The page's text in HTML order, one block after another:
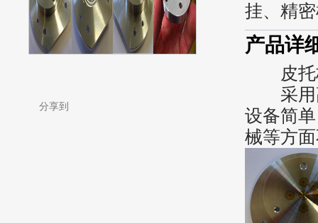
分享到
挂、精
产品详
皮托
采用高
设备简
械等方